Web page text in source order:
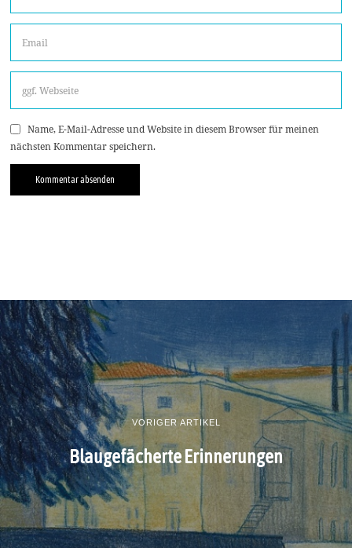
Name, E-Mail-Adresse und Website in diesem Browser für meinen
nächsten Kommentar speichern.
VORIGER ARTIKEL
Blaugefächerte Erinnerungen